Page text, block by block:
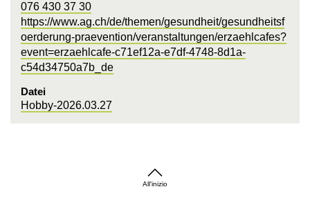
076 430 37 30
https://www.ag.ch/de/themen/gesundheit/gesundheitsf
oerderung-praevention/veranstaltungen/erzaehlcafes?
event=erzaehlcafe-c71ef12a-e7df-4748-8d1a-
c54d34750a7b_de
Datei
Hobby-2026.03.27
All'inizio